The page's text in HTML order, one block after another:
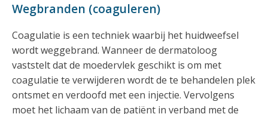
Wegbranden (coaguleren)
Coagulatie is een techniek waarbij het huidweefsel
wordt weggebrand. Wanneer de dermatoloog
vaststelt dat de moedervlek geschikt is om met
coagulatie te verwijderen wordt de te behandelen plek
ontsmet en verdoofd met een injectie. Vervolgens
moet het lichaam van de patiënt in verband met de